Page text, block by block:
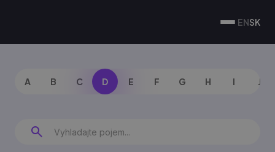
ENSK
A B C D E F G H I J